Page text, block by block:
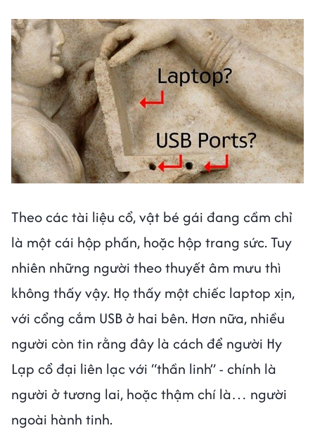
Theo các tài liệu cổ, vật bé gái đang cầm chỉ
là một cái hộp phấn, hoặc hộp trang sức. Tuy
nhiên những người theo thuyết âm mưu thì
không thấy vậy. Họ thấy một chiếc laptop xịn,
với cổng cắm USB ở hai bên. Hơn nữa, nhiều
người còn tin rằng đây là cách để người Hy
Lạp cổ đại liên lạc với “thần linh” - chính là
người ở tương lai, hoặc thậm chí là… người
ngoài hành tinh.